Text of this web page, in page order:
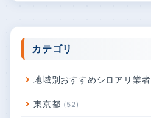
カテゴリ
地域別おすすめシロアリ業者
東京都 52